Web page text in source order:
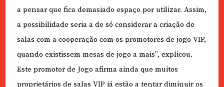
a pensar que fica demasiado espaço por utilizar. Assim,
a possibilidade seria a de só considerar a criação de
salas com a cooperação com os promotores de jogo VIP,
quando existissem mesas de jogo a mais”, explicou.
Este promotor de Jogo afirma ainda que muitos
proprietários de salas VIP já estão a tentar diminuir os